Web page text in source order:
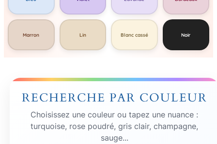
Marron Lin Blanc cassé Noir
RECHERCHE PAR COULEUR
Choisissez une couleur ou tapez une nuance :
turquoise, rose poudré, gris clair, champagne,
sauge...